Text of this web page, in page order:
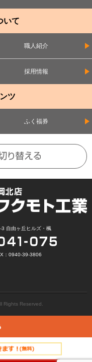
いて
職人紹介
採用情報
ツ
ふく福券
自由ヶ丘ヒルズ・楓
0940-39-3806
Rights Reserved.